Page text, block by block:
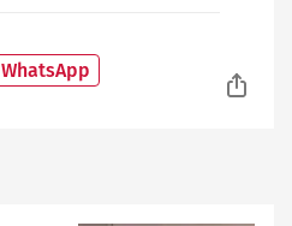
WhatsApp